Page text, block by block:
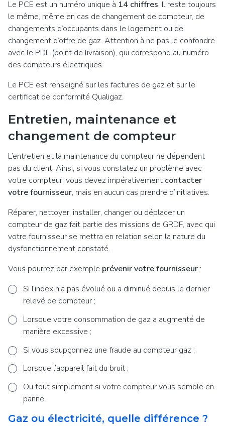
Le PCE est un numéro unique à 14 chiffres. Il reste toujours
le même, même en cas de changement de compteur, de
changements d’occupants dans le logement ou de
changement d’offre de gaz. Attention à ne pas le confondre
avec le PDL (point de livraison), qui correspond au numéro
des compteurs électriques.
Le PCE est renseigné sur les factures de gaz et sur le
certificat de conformité Qualigaz.
Entretien, maintenance et
changement de compteur
L’entretien et la maintenance du compteur ne dépendent
pas du client. Ainsi, si vous constatez un problème avec
votre compteur, vous devez impérativement contacter
votre fournisseur, mais en aucun cas prendre d’initiatives.
Réparer, nettoyer, installer, changer ou déplacer un
compteur de gaz fait partie des missions de GRDF, avec qui
votre fournisseur se mettra en relation selon la nature du
dysfonctionnement constaté.
Vous pourrez par exemple prévenir votre fournisseur :
Si l’index n’a pas évolué ou a diminué depuis le dernier
relevé de compteur ;
Lorsque votre consommation de gaz a augmenté de
manière excessive ;
Si vous soupçonnez une fraude au compteur gaz ;
Lorsque l’appareil fait du bruit ;
Ou tout simplement si votre compteur vous semble en
panne.
Gaz ou électricité, quelle différence ?